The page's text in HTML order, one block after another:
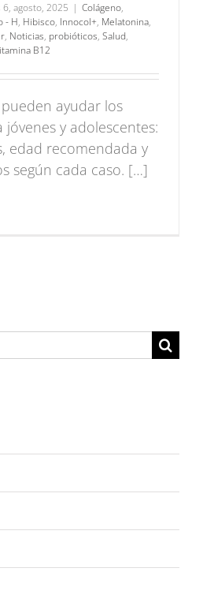
agosto, 2025 | Colágeno,
- H, Hibisco, Innocol+, Melatonina,
, Noticias, probióticos, Salud,
B12
ayudar los
y adolescentes:
edad recomendada y
según cada caso. […]